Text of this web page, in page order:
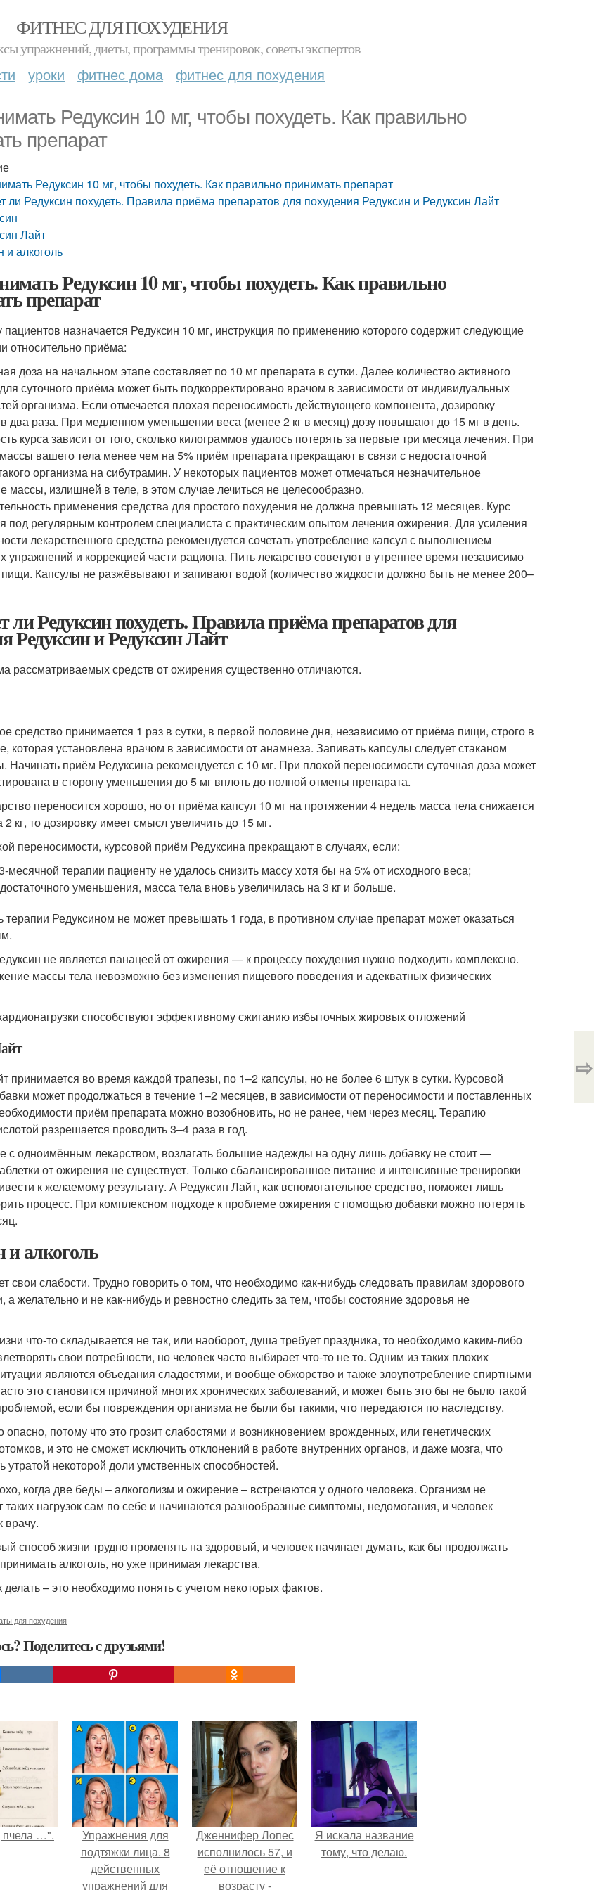
ФИТНЕС ДЛЯ ПОХУДЕНИЯ
упражнений, диеты, программы тренировок, советы экспертов
уроки фитнес дома фитнес для похудения
Редуксин 10 мг, чтобы похудеть. Как правильно
препарат
Редуксин 10 мг, чтобы похудеть. Как правильно принимать препарат
ли Редуксин похудеть. Правила приёма препаратов для похудения Редуксин и Редуксин Лайт
Лайт
и алкоголь
Редуксин 10 мг, чтобы похудеть. Как правильно
препарат
назначается Редуксин 10 мг, инструкция по применению которого содержит следующие
относительно приёма:
доза на начальном этапе составляет по 10 мг препарата в сутки. Далее количество активного
суточного приёма может быть подкорректировано врачом в зависимости от индивидуальных
организма. Если отмечается плохая переносимость действующего компонента, дозировку
два раза. При медленном уменьшении веса (менее 2 кг в месяц) дозу повышают до 15 мг в день.
курса зависит от того, сколько килограммов удалось потерять за первые три месяца лечения. При
вашего тела менее чем на 5% приём препарата прекращают в связи с недостаточной
организма на сибутрамин. У некоторых пациентов может отмечаться незначительное
массы, излишней в теле, в этом случае лечиться не целесообразно.
применения средства для простого похудения не должна превышать 12 месяцев. Курс
под регулярным контролем специалиста с практическим опытом лечения ожирения. Для усиления
лекарственного средства рекомендуется сочетать употребление капсул с выполнением
упражнений и коррекцией части рациона. Пить лекарство советуют в утреннее время независимо
Капсулы не разжёвывают и запивают водой (количество жидкости должно быть не менее 200–
ли Редуксин похудеть. Правила приёма препаратов для
Редуксин и Редуксин Лайт
рассматриваемых средств от ожирения существенно отличаются.
средство принимается 1 раз в сутки, в первой половине дня, независимо от приёма пищи, строго в
которая установлена врачом в зависимости от анамнеза. Запивать капсулы следует стаканом
Начинать приём Редуксина рекомендуется с 10 мг. При плохой переносимости суточная доза может
в сторону уменьшения до 5 мг вплоть до полной отмены препарата.
переносится хорошо, но от приёма капсул 10 мг на протяжении 4 недель масса тела снижается
кг, то дозировку имеет смысл увеличить до 15 мг.
переносимости, курсовой приём Редуксина прекращают в случаях, если:
месячной терапии пациенту не удалось снизить массу хотя бы на 5% от исходного веса;
уменьшения, масса тела вновь увеличилась на 3 кг и больше.
терапии Редуксином не может превышать 1 года, в противном случае препарат может оказаться
не является панацеей от ожирения — к процессу похудения нужно подходить комплексно.
массы тела невозможно без изменения пищевого поведения и адекватных физических
способствуют эффективному сжиганию избыточных жировых отложений
принимается во время каждой трапезы, по 1–2 капсулы, но не более 6 штук в сутки. Курсовой
может продолжаться в течение 1–2 месяцев, в зависимости от переносимости и поставленных
приём препарата можно возобновить, но не ранее, чем через месяц. Терапию
разрешается проводить 3–4 раза в год.
с одноимённым лекарством, возлагать большие надежды на одну лишь добавку не стоит —
от ожирения не существует. Только сбалансированное питание и интенсивные тренировки
к желаемому результату. А Редуксин Лайт, как вспомогательное средство, поможет лишь
процесс. При комплексном подходе к проблеме ожирения с помощью добавки можно потерять
и алкоголь
свои слабости. Трудно говорить о том, что необходимо как-нибудь следовать правилам здорового
а желательно и не как-нибудь и ревностно следить за тем, чтобы состояние здоровья не
что-то складывается не так, или наоборот, душа требует праздника, то необходимо каким-либо
свои потребности, но человек часто выбирает что-то не то. Одним из таких плохих
являются объедания сладостями, и вообще обжорство и также злоупотребление спиртными
это становится причиной многих хронических заболеваний, и может быть это бы не было такой
если бы повреждения организма не были бы такими, что передаются по наследству.
опасно, потому что это грозит слабостями и возникновением врожденных, или генетических
и это не сможет исключить отклонений в работе внутренних органов, и даже мозга, что
утратой некоторой доли умственных способностей.
когда две беды – алкоголизм и ожирение – встречаются у одного человека. Организм не
нагрузок сам по себе и начинаются разнообразные симптомы, недомогания, и человек
врачу.
способ жизни трудно променять на здоровый, и человек начинает думать, как бы продолжать
алкоголь, но уже принимая лекарства.
– это необходимо понять с учетом некоторых фактов.
для похудения
Поделитесь с друзьями!
⇨
пчела …".
Упражнения для
подтяжки лица. 8
действенных
упражнений для
Дженнифер Лопес
исполнилось 57, и
её отношение к
возрасту -
Я искала название
тому, что делаю.